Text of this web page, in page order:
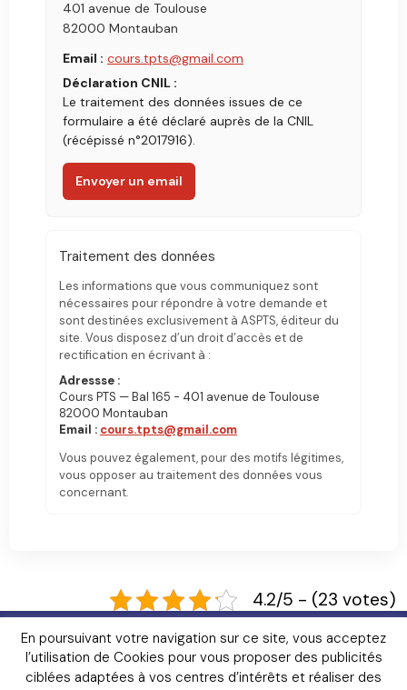
401 avenue de Toulouse
82000 Montauban
Email : cours.tpts@gmail.com
Déclaration CNIL :
Le traitement des données issues de ce
formulaire a été déclaré auprès de la CNIL
(récépissé n°2017916).
Envoyer un email
Traitement des données
Les informations que vous communiquez sont
nécessaires pour répondre à votre demande et
sont destinées exclusivement à ASPTS, éditeur du
site. Vous disposez d’un droit d’accès et de
rectification en écrivant à :
Adressse :
Cours PTS — Bal 165 - 401 avenue de Toulouse
82000 Montauban
Email : cours.tpts@gmail.com
Vous pouvez également, pour des motifs légitimes,
vous opposer au traitement des données vous
concernant.
4.2/5 - (23 votes)
Livres FAQ Lexique
Contact
Mentions Légales
Contributeurs
Témoignages
Gendarmerie
© Copyright 2026 – www.police-scientifique.com – Site
En poursuivant votre navigation sur ce site, vous acceptez
l’utilisation de Cookies pour vous proposer des publicités
ciblées adaptées à vos centres d’intérêts et réaliser des